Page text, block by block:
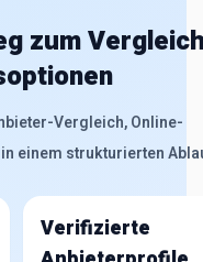
zum
Vergleich, Online-
einem strukturierten
Verifizierte